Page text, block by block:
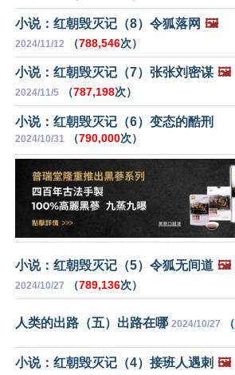
小说：红朝毁灭记（8）令狐落网 🖼️
2024/11/12 （788,546次）
小说：红朝毁灭记（7）张张刘密谋 🖼️
2024/11/5 （787,198次）
小说：红朝毁灭记（6）变态的酷刑
2024/10/31 （790,000次）
小说：红朝毁灭记（5）令狐无间道 🖼️
2024/10/27 （789,136次）
人类的出路（五）出路在哪 2024/10/27 （
小说：红朝毁灭记（4）接班人遇刺 🖼️